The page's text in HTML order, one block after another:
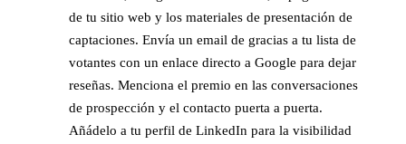
de tu sitio web y los materiales de presentación de
captaciones. Envía un email de gracias a tu lista de
votantes con un enlace directo a Google para dejar
reseñas. Menciona el premio en las conversaciones
de prospección y el contacto puerta a puerta.
Añádelo a tu perfil de LinkedIn para la visibilidad